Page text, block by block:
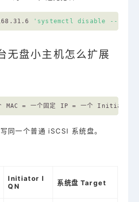
'systemctl disable --now
无盘小主机怎么扩展
同一个普通 iSCSI 系统盘。
Initiator I
QN
系统盘 Target